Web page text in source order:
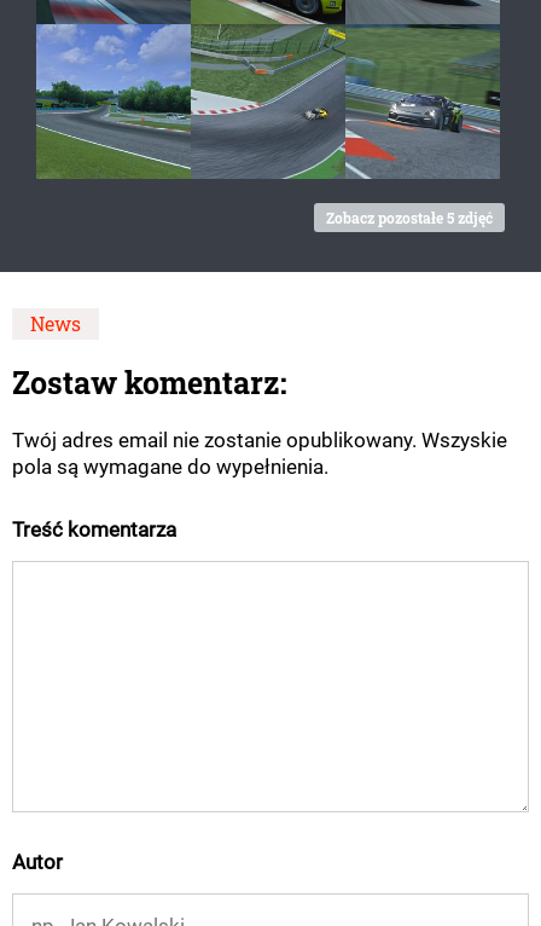
Zobacz pozostałe 5 zdjęć
News
Zostaw komentarz:
Twój adres email nie zostanie opublikowany. Wszyskie
pola są wymagane do wypełnienia.
Treść komentarza
Autor